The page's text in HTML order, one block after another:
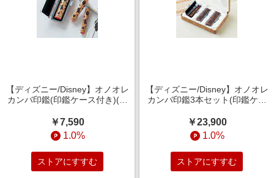
【ディズニー/Disney】オノオレ
カンバ印鑑(印鑑ケース付き)(選
￥7,590
1.0%
ストアにすすむ
【ディズニー/Disney】オノオレ
カンバ印鑑3本セット(印鑑ケー
￥23,900
1.0%
ストアにすすむ